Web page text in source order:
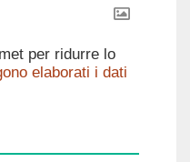
per ridurre lo
elaborati i dati